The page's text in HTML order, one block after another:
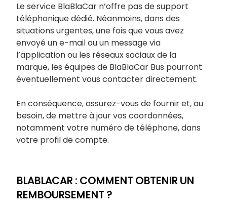
Le service BlaBlaCar n’offre pas de support
téléphonique dédié. Néanmoins, dans des
situations urgentes, une fois que vous avez
envoyé un e-mail ou un message via
l’application ou les réseaux sociaux de la
marque, les équipes de BlaBlaCar Bus pourront
éventuellement vous contacter directement.
En conséquence, assurez-vous de fournir et, au
besoin, de mettre à jour vos coordonnées,
notamment votre numéro de téléphone, dans
votre profil de compte.
BLABLACAR : COMMENT OBTENIR UN
REMBOURSEMENT ?